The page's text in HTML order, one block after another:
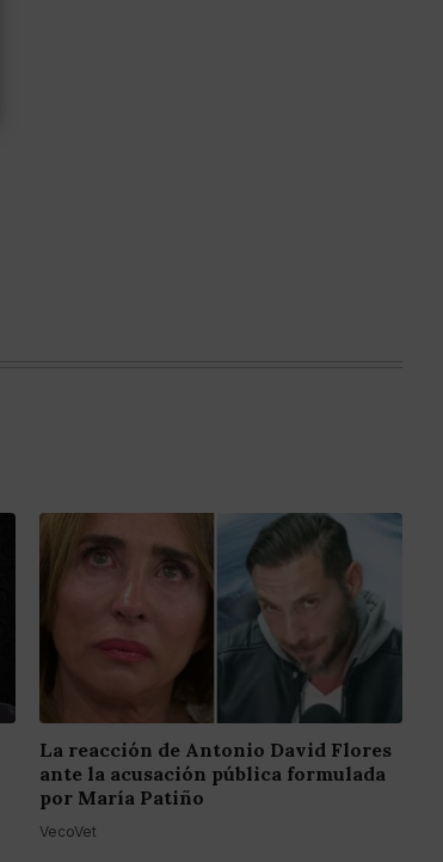
La reacción de Antonio David Flores
ante la acusación pública formulada
por María Patiño
VecoVet